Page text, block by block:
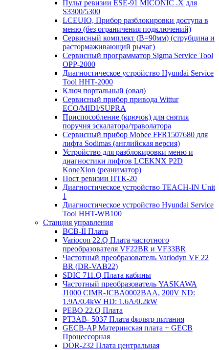
Пульт ревизии ESE-91 MICONIC .X для
S3300/5300
LCEUIO, Прибор разблокировки доступа в
меню (без ограничения подключений)
Сервисный комплект (В=90мм) (струбцина и
растормаживающий рычаг)
Сервисный программатор Sigma Service Tool
OPP-2000
Диагностическое устройство Hyundai Service
Tool HHT-2000
Ключ портальный (овал)
Сервисный прибор привода Wittur
ECO/MIDI/SUPRA
Приспособление (крючок) для снятия
поручня эскалатора/траволатора
Сервисный прибор Mobee FFR1507680 для
лифта Sodimas (английская версия)
Устройство для разблокировки меню и
диагностики лифтов LCEKNX P2D
KoneXion (реаниматор)
Пост ревизии ПТК-20
Диагностическое устройство TEACH-IN Unit
1
Диагностическое устройство Hyundai Service
Tool HHT-WB100
Станция управления
BCB-II Плата
Variocon 22.Q Плата частотного
преобразователя VF22BR и VF33BR
Частотный преобразователь Variodyn VF 22
BR (DR-VAB22)
SDIC 711.Q Плата кабины
Частотный преобразователь YASKAWA
J1000 CIMR-JCBA0002BAA, 200V ND:
1.9A/0.4kW HD: 1.6A/0.2kW
PEBO 22.Q Плата
РТ3АВ- 5037 Плата фильтр питания
GECB-AP Материнская плата + GECB
Процессорная
DOR-232 Плата центральная